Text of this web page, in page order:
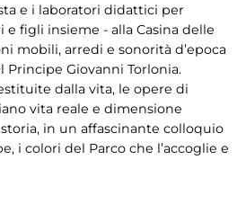
e i laboratori didattici per
figli insieme - alla Casina delle
mobili, arredi e sonorità d’epoca
Principe Giovanni Torlonia.
dalla vita, le opere di
vita reale e dimensione
in un affascinante colloquio
i colori del Parco che l’accoglie e